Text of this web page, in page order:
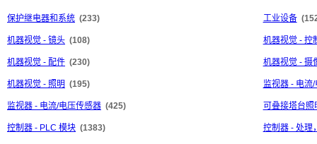
保护继电器和系统 (233) 工业设备
机器视觉 - 镜头 (108) 机器视觉 - 控
机器视觉 - 配件 (230) 机器视觉 - 摄
机器视觉 - 照明 (195) 监视器 - 电流
监视器 - 电流/电压传感器 (425) 可叠接塔台照
控制器 - PLC 模块 (1383) 控制器 - 处理